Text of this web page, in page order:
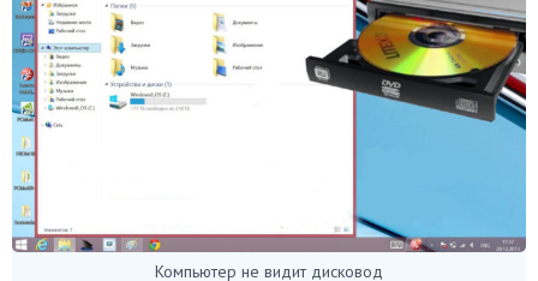
Компьютер не видит дисковод